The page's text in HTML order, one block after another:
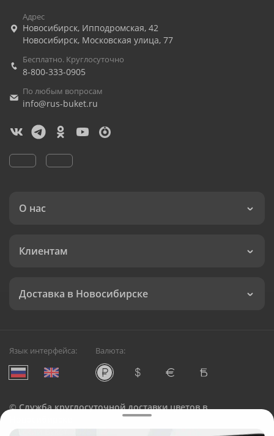
Адрес
Новосибирск, Ипподромская, 42
Новосибирск, Московская улица, 77
Бесплатно. Круглосуточно
8-800-333-0905
По любым вопросам
info@rus-buket.ru
О нас
Клиентам
Доставка в Новосибирске
Язык интерфейса: Валюта:
©Служба круглосуточной доставки цветов в
Русский Букет, 2026